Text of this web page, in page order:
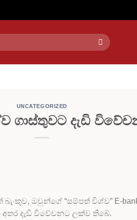
UNCATEGORIZED
ගාස්තුවට දැඩි
බැංකුව, ඔවුන්ගේ “සම්පත් විශ්ව” E-
දැඩි විවේචනට ලක්ව තිබේ.